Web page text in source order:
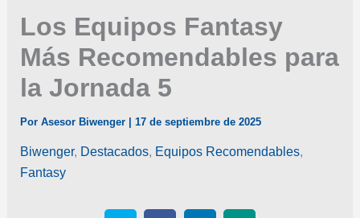
Los Equipos Fantasy
Más Recomendables para
la Jornada 5
Por Asesor Biwenger | 17 de septiembre de 2025
Biwenger, Destacados, Equipos Recomendables,
Fantasy